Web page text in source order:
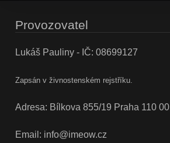
Provozovatel
Lukáš Pauliny - IČ: 08699127
Zapsán v živnostenském rejstříku.
Adresa: Bílkova 855/19 Praha 110 00
Email: info@imeow.cz